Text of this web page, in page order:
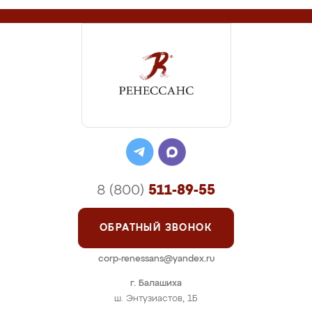
г. Балашиха
ш. Энтузиастов, 1Б
8 (800) 511-89-55
ОБРАТНЫЙ ЗВОНОК
corp-renessans@yandex.ru